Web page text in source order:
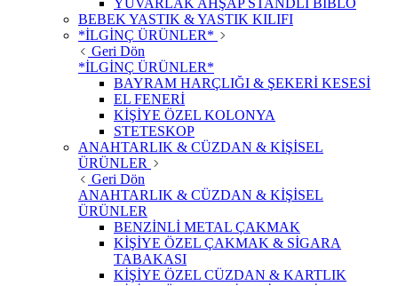
YUVARLAK AHŞAP STANDLI BİBLO
BEBEK YASTIK & YASTIK KILIFI
*İLGİNÇ ÜRÜNLER*
Geri Dön
*İLGİNÇ ÜRÜNLER*
BAYRAM HARÇLIĞI & ŞEKERİ KESESİ
EL FENERİ
KİŞİYE ÖZEL KOLONYA
STETESKOP
ANAHTARLIK & CÜZDAN & KİŞİSEL
ÜRÜNLER
Geri Dön
ANAHTARLIK & CÜZDAN & KİŞİSEL
ÜRÜNLER
BENZİNLİ METAL ÇAKMAK
KİŞİYE ÖZEL ÇAKMAK & SİGARA
TABAKASI
KİŞİYE ÖZEL CÜZDAN & KARTLIK